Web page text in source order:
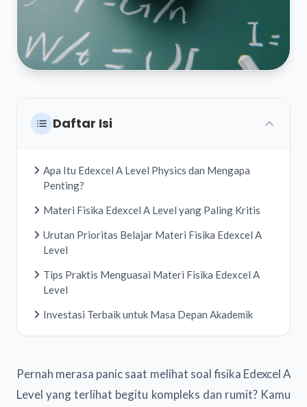
Daftar Isi
Apa Itu Edexcel A Level Physics dan Mengapa
Penting?
Materi Fisika Edexcel A Level yang Paling Kritis
Urutan Prioritas Belajar Materi Fisika Edexcel A
Level
Tips Praktis Menguasai Materi Fisika Edexcel A
Level
Investasi Terbaik untuk Masa Depan Akademik
Pernah merasa panic saat melihat soal fisika Edexcel A
Level yang terlihat begitu kompleks dan rumit? Kamu